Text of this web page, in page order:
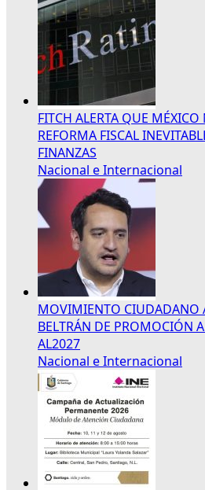
FITCH ALERTA QUE MÉXICO
REFORMA FISCAL
FINANZAS
Nacional e Internacional
MOVIMIENTO CIUDADANO
BELTRÁN DE PROMOCIÓN
AL2027
Nacional e Internacional